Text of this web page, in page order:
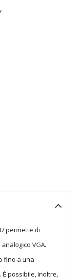
permette di
VGA.
fino a una
È possibile, inoltre,